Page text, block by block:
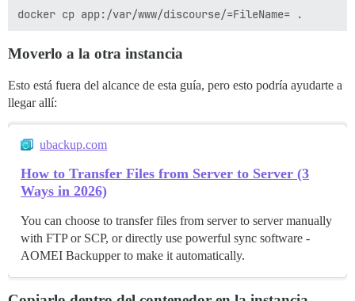
Moverlo a la otra instancia
Esto está fuera del alcance de esta guía, pero esto podría ayudarte a
llegar allí:
ubackup.com
How to Transfer Files from Server to Server (3
Ways in 2026)
You can choose to transfer files from server to server manually
with FTP or SCP, or directly use powerful sync software -
AOMEI Backupper to make it automatically.